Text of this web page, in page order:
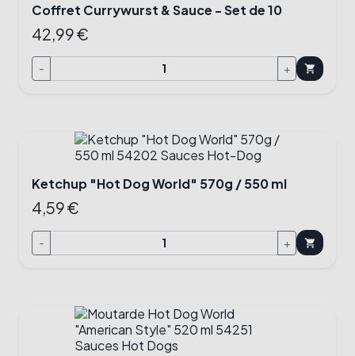
Coffret Currywurst & Sauce - Set de 10
42,99 €
- + shopping_cart
Ketchup "Hot Dog World" 570g / 550 ml
4,59 €
- + shopping_cart